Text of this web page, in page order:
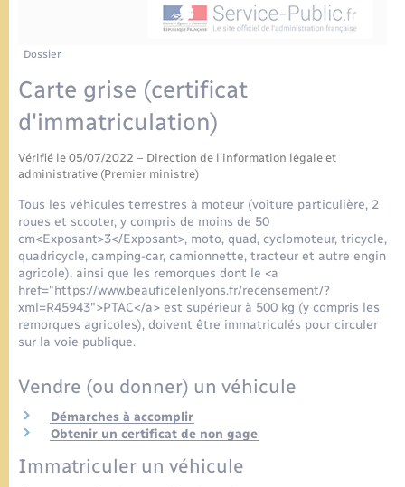
Parrainage civil
Associations
Nouvel habitant
Location de salle
Seniors
Transports
Dossier
Carte grise (certificat
d'immatriculation)
Vérifié le 05/07/2022 – Direction de l'information légale et
administrative (Premier ministre)
Tous les véhicules terrestres à moteur (voiture particulière, 2
roues et scooter, y compris de moins de 50
cm<Exposant>3</Exposant>, moto, quad, cyclomoteur, tricycle,
quadricycle, camping-car, camionnette, tracteur et autre engin
agricole), ainsi que les remorques dont le <a
href="https://www.beauficelenlyons.fr/recensement/?
xml=R45943">PTAC</a> est supérieur à 500 kg (y compris les
remorques agricoles), doivent être immatriculés pour circuler
sur la voie publique.
Vendre (ou donner) un véhicule
Démarches à accomplir
Obtenir un certificat de non gage
Immatriculer un véhicule